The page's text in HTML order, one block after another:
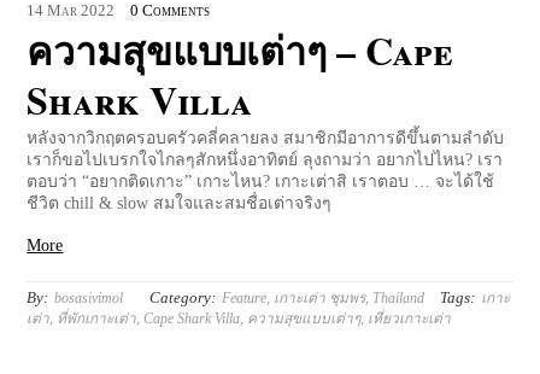
14 Mar 2022 0 Comments
ความสุขแบบเต่าๆ – Cape
Shark Villa
หลังจากวิกฤตครอบครัวคลี่คลายลง สมาชิกมีอาการดีขึ้นตามลำดับ
เราก็ขอไปเบรกใจไกลๆสักหนึ่งอาทิตย์ ลุงถามว่า อยากไปไหน? เรา
ตอบว่า “อยากติดเกาะ” เกาะไหน? เกาะเต่าสิ เราตอบ … จะได้ใช้
ชีวิต chill & slow สมใจและสมชื่อเต่าจริงๆ
More
By: bosasivimol Category: Feature เกาะเต่า ชุมพร, Thailand Tags: เกาะ
เต่า ที่พักเกาะเต่า ,Cape Shark Villa ความสุขแบบเต่าๆ, เที่ยวเกาะเต่า